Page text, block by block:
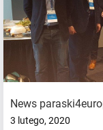
News
3 lutego, 2020